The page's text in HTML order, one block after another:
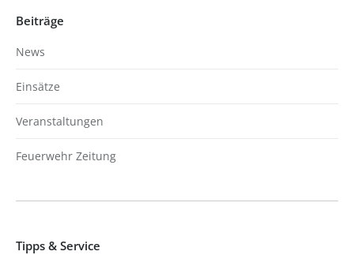
Beiträge
News
Einsätze
Veranstaltungen
Feuerwehr Zeitung
Tipps & Service